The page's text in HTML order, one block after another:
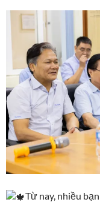
Từ nay, nhiều